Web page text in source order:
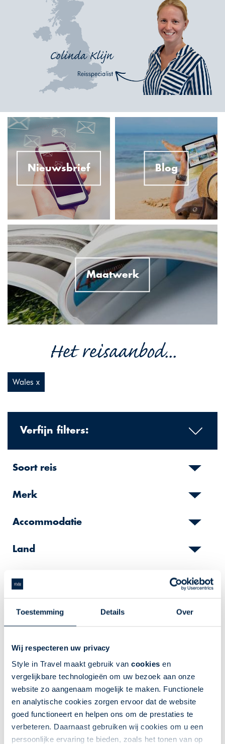
Toestemming Details Over
Wij respecteren uw privacy
Style in Travel maakt gebruik van cookies en
vergelijkbare technologieën om uw bezoek aan onze
website zo aangenaam mogelijk te maken. Functionele
en analytische cookies zorgen ervoor dat de website
goed functioneert en helpen ons om de prestaties te
verbeteren. Daarnaast gebruiken wij cookies om u een
persoonlijke ervaring te bieden, zoals het tonen van op
Nieuwsbrief Blog
Maatwerk
Het reisaanbod...
Wales x
Verfijn filters:
Soort reis
Merk
Accommodatie
Land
Regio